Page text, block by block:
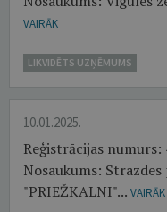
VAIRĀK
LIKVIDĒTS UZŅĒMUMS
10.01.2025.
Reģistrācijas numurs:
Nosaukums:
"PRIEŽKALNI"... VAIRĀK